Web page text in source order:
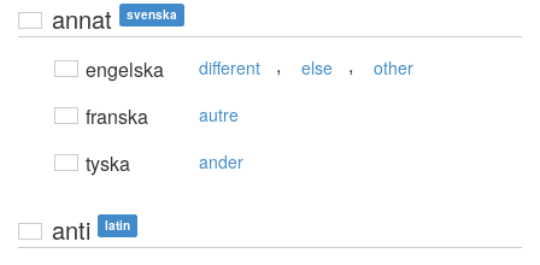
annat svenska
engelska different , else , other
franska autre
tyska ander
anti latin